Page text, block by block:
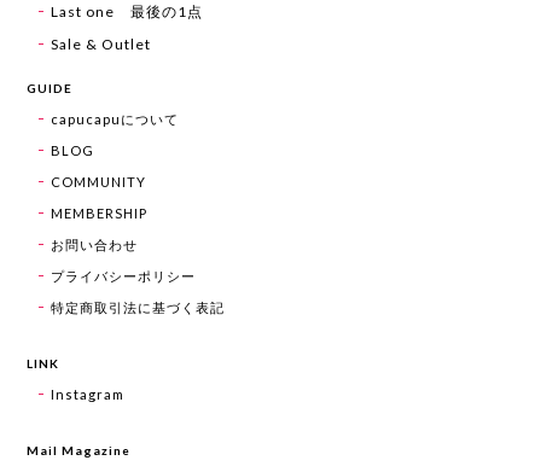
Last one 最後の1点
Sale & Outlet
GUIDE
capucapuについて
BLOG
COMMUNITY
MEMBERSHIP
お問い合わせ
プライバシーポリシー
特定商取引法に基づく表記
LINK
Instagram
Mail Magazine